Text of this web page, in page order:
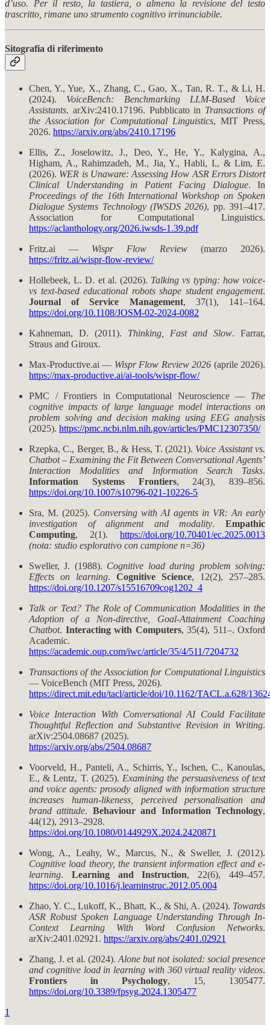
d’uso. Per il resto, la tastiera, o almeno la revisione del testo
trascritto, rimane uno strumento cognitivo irrinunciabile.
Sitografia di riferimento
Chen, Y., Yue, X., Zhang, C., Gao, X., Tan, R. T., & Li, H.
(2024). VoiceBench: Benchmarking LLM-Based Voice
Assistants. arXiv:2410.17196. Pubblicato in Transactions of
the Association for Computational Linguistics, MIT Press,
2026. https://arxiv.org/abs/2410.17196
Ellis, Z., Joselowitz, J., Deo, Y., He, Y., Kalygina, A.,
Higham, A., Rahimzadeh, M., Jia, Y., Habli, I., & Lim, E.
(2026). WER is Unaware: Assessing How ASR Errors Distort
Clinical Understanding in Patient Facing Dialogue. In
Proceedings of the 16th International Workshop on Spoken
Dialogue Systems Technology (IWSDS 2026), pp. 391–417.
Association for Computational Linguistics.
https://aclanthology.org/2026.iwsds-1.39.pdf
Fritz.ai — Wispr Flow Review (marzo 2026).
https://fritz.ai/wispr-flow-review/
Hollebeek, L. D. et al. (2026). Talking vs typing: how voice-
vs text-based educational robots shape student engagement.
Journal of Service Management, 37(1), 141–164.
https://doi.org/10.1108/JOSM-02-2024-0082
Kahneman, D. (2011). Thinking, Fast and Slow. Farrar,
Straus and Giroux.
Max-Productive.ai — Wispr Flow Review 2026 (aprile 2026).
https://max-productive.ai/ai-tools/wispr-flow/
PMC / Frontiers in Computational Neuroscience — The
cognitive impacts of large language model interactions on
problem solving and decision making using EEG analysis
(2025). https://pmc.ncbi.nlm.nih.gov/articles/PMC12307350/
Rzepka, C., Berger, B., & Hess, T. (2021). Voice Assistant vs.
Chatbot – Examining the Fit Between Conversational Agents’
Interaction Modalities and Information Search Tasks.
Information Systems Frontiers, 24(3), 839–856.
https://doi.org/10.1007/s10796-021-10226-5
Sra, M. (2025). Conversing with AI agents in VR: An early
investigation of alignment and modality.Empathic
Computing, 2(1). https://doi.org/10.70401/ec.2025.0013
(nota: studio esplorativo con campione n=36)
Sweller, J. (1988). Cognitive load during problem solving:
Effects on learning. Cognitive Science, 12(2), 257–285.
https://doi.org/10.1207/s15516709cog1202_4
Talk or Text? The Role of Communication Modalities in the
Adoption of a Non-directive, Goal-Attainment Coaching
Chatbot. Interacting with Computers, 35(4), 511–. Oxford
Academic.
https://academic.oup.com/iwc/article/35/4/511/7204732
Transactions of the Association for Computational Linguistics
— VoiceBench (MIT Press, 2026).
https://direct.mit.edu/tacl/article/doi/10.1162/TACL.a.628/
Voice Interaction With Conversational AI Could Facilitate
Thoughtful Reflection and Substantive Revision in Writing.
arXiv:2504.08687 (2025).
https://arxiv.org/abs/2504.08687
Voorveld, H., Panteli, A., Schirris, Y., Ischen, C., Kanoulas,
E., & Lentz, T. (2025). Examining the persuasiveness of text
and voice agents: prosody aligned with information structure
increases human-likeness, perceived personalisation and
brand attitude. Behaviour and Information Technology,
44(12), 2913–2928.
https://doi.org/10.1080/0144929X.2024.2420871
Wong, A., Leahy, W., Marcus, N., & Sweller, J. (2012).
Cognitive load theory, the transient information effect and e-
learning. Learning and Instruction, 22(6), 449–457.
https://doi.org/10.1016/j.learninstruc.2012.05.004
Zhao, Y. C., Lukoff, K., Bhatt, K., & Shi, A. (2024). Towards
ASR Robust Spoken Language Understanding Through In-
Context Learning With Word Confusion Networks.
arXiv:2401.02921. https://arxiv.org/abs/2401.02921
Zhang, J. et al. (2024). Alone but not isolated: social presence
and cognitive load in learning with 360 virtual reality videos.
Frontiers in Psychology, 15, 1305477.
https://doi.org/10.3389/fpsyg.2024.1305477
1